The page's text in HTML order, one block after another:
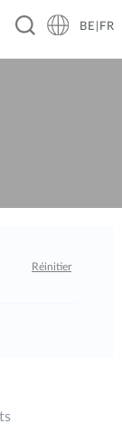
BE|FR
Réinitier